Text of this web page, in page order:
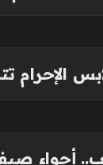
الإحرام